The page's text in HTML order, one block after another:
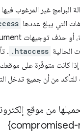
غير المرغوب فيها
التي يبلغ عددها
.htaccess . تأكد
متوفّرة على موقعك
من أن جميع تدخل
من موقع